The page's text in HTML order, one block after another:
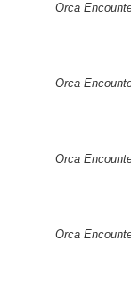
Orca
Orca
Orca
Orca